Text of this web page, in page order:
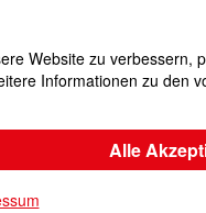
Website zu verbessern,
Informationen zu den
Alle